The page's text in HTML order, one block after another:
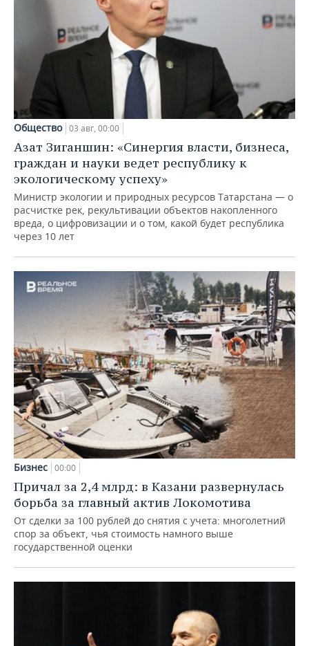
Общество 03 авг, 00:00
Азат Зиганшин: «Синергия власти, бизнеса,
граждан и науки ведет республику к
экологическому успеху»
Министр экологии и природных ресурсов Татарстана — о
расчистке рек, рекультивации объектов накопленного
вреда, о цифровизации и о том, какой будет республика
через 10 лет
Бизнес 00:00
Причал за 2,4 млрд: в Казани развернулась
борьба за главный актив Локомотива
От сделки за 100 рублей до снятия с учета: многолетний
спор за объект, чья стоимость намного выше
государственной оценки